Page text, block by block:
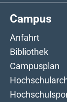
Campus
Anfahrt
Bibliothek
Campusplan